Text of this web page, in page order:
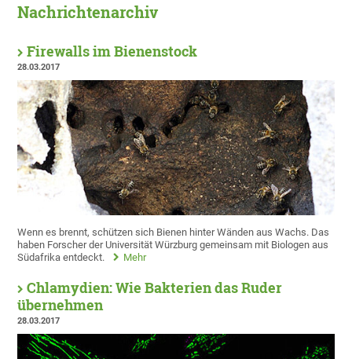
Nachrichtenarchiv
Firewalls im Bienenstock
28.03.2017
Wenn es brennt, schützen sich Bienen hinter Wänden aus Wachs. Das
haben Forscher der Universität Würzburg gemeinsam mit Biologen aus
Südafrika entdeckt.
Mehr
Chlamydien: Wie Bakterien das Ruder
übernehmen
28.03.2017